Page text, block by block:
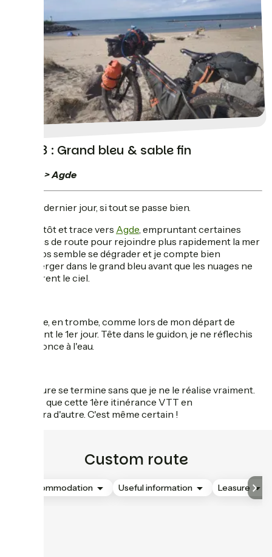
Jour 8 : Grand bleu & sable fin
Nébian > Agde
C'est le dernier jour, si tout se passe bien.
Je pars tôt et trace vers Agde, empruntant certaines
portions de route pour rejoindre plus rapidement la mer
: le temps semble se dégrader et je compte bien
m'immerger dans le grand bleu avant que les nuages ne
recouvrent le ciel.
J'y arrive, en trombe, comme lors de mon départ de
Clermont le 1er jour. Tête dans le guidon, je ne réflechis
pas et fonce à l'eau.
L'aventure se termine sans que je ne le réalise vraiment.
Je crois que cette 1ère itinérance VTT en
appellera d'autre. C'est même certain !
Custom route
Accommodation Useful information Leasure